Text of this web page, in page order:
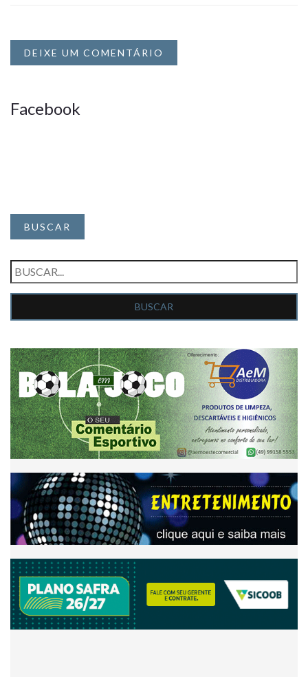
DEIXE UM COMENTÁRIO
Facebook
BUSCAR